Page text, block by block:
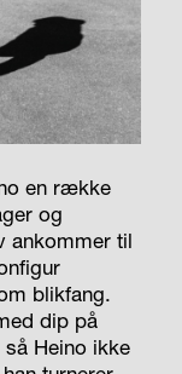
en række
og
ankommer til
blikfang.
dip på
Heino ikke